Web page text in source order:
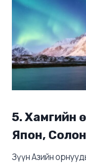
5.Хамгийн
Япон,
Зүүн Азийн